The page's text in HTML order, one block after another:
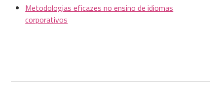
Metodologias eficazes no ensino de idiomas
corporativos